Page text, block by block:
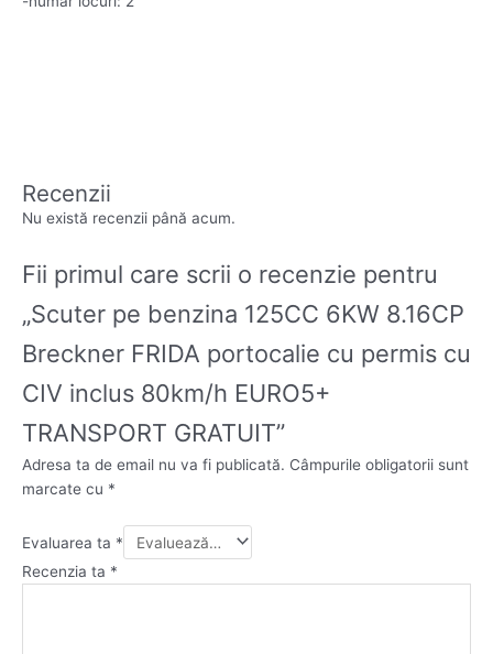
Recenzii
Nu există recenzii până acum.
Fii primul care scrii o recenzie pentru
„Scuter pe benzina 125CC 6KW 8.16CP
Breckner FRIDA portocalie cu permis cu
CIV inclus 80km/h EURO5+
TRANSPORT GRATUIT”
Adresa ta de email nu va fi publicată. Câmpurile obligatorii sunt
marcate cu *
Evaluarea ta *
Recenzia ta *